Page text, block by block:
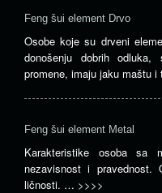
Feng šui element Drvo
Osobe koje su drveni
donošenju dobrih
promene, imaju jaku maštu
Feng šui element Metal
Karakteristike osoba sa
nezavisnost i
ličnosti. … >>>>